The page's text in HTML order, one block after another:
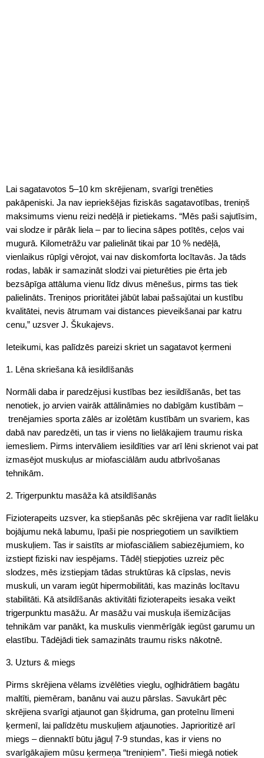
Lai sagatavotos 5–10 km skrējienam, svarīgi trenēties
pakāpeniski. Ja nav iepriekšējas fiziskās sagatavotības, treniņš
maksimums vienu reizi nedēļā ir pietiekams. “Mēs paši sajutīsim,
vai slodze ir pārāk liela – par to liecina sāpes potītēs, ceļos vai
mugurā. Kilometrāžu var palielināt tikai par 10 % nedēļā,
vienlaikus rūpīgi vērojot, vai nav diskomforta locītavās. Ja tāds
rodas, labāk ir samazināt slodzi vai pieturēties pie ērta jeb
bezsāpīga attāluma vienu līdz divus mēnešus, pirms tas tiek
palielināts. Treniņos prioritātei jābūt labai pašsajūtai un kustību
kvalitātei, nevis ātrumam vai distances pieveikšanai par katru
cenu,” uzsver J. Škukajevs.
Ieteikumi, kas palīdzēs pareizi skriet un sagatavot ķermeni
1. Lēna skriešana kā iesildīšanās
Normāli daba ir paredzējusi kustības bez iesildīšanās, bet tas
nenotiek, jo arvien vairāk attālināmies no dabīgām kustībām –
trenējamies sporta zālēs ar izolētām kustībām un svariem, kas
dabā nav paredzēti, un tas ir viens no lielākajiem traumu riska
iemesliem. Pirms intervāliem iesildīties var arī lēni skrienot vai pat
izmasējot muskuļus ar miofasciālām audu atbrīvošanas
tehnikām.
2. Trigerpunktu masāža kā atsildīšanās
Fizioterapeits uzsver, ka stiepšanās pēc skrējiena var radīt lielāku
bojājumu nekā labumu, īpaši pie nospriegotiem un savilktiem
muskuļiem. Tas ir saistīts ar miofasciāliem sabiezējumiem, ko
izstiept fiziski nav iespējams. Tādēļ stiepjoties uzreiz pēc
slodzes, mēs izstiepjam tādas struktūras kā cīpslas, nevis
muskuli, un varam iegūt hipermobilitāti, kas mazinās locītavu
stabilitāti. Kā atsildīšanās aktivitāti fizioterapeits iesaka veikt
trigerpunktu masāžu. Ar masāžu vai muskuļa išemizācijas
tehnikām var panākt, ka muskulis vienmērīgāk iegūst garumu un
elastību. Tādējādi tiek samazināts traumu risks nākotnē.
3. Uzturs & miegs
Pirms skrējiena vēlams izvēlēties vieglu, ogļhidrātiem bagātu
maltīti, piemēram, banānu vai auzu pārslas. Savukārt pēc
skrējiena svarīgi atjaunot gan šķidruma, gan proteīnu līmeni
ķermenī, lai palīdzētu muskuļiem atjaunoties. Japrioritizē arī
miegs – diennaktī būtu jāguļ 7-9 stundas, kas ir viens no
svarīgākajiem mūsu ķermeņa “treniņiem”. Tieši miegā notiek